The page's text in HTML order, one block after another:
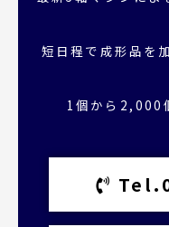
短日程で成形品を
1個から2,000